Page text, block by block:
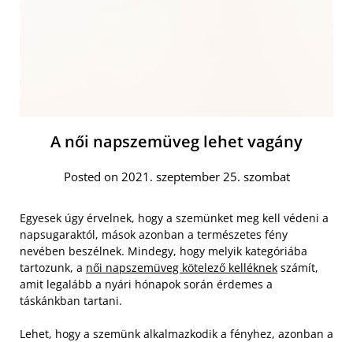
A női napszemüveg lehet vagány
Posted on 2021. szeptember 25. szombat
Egyesek úgy érvelnek, hogy a szemünket meg kell védeni a
napsugaraktól, mások azonban a természetes fény
nevében beszélnek. Mindegy, hogy melyik kategóriába
tartozunk, a női napszemüveg kötelező kelléknek számít,
amit legalább a nyári hónapok során érdemes a
táskánkban tartani.
Lehet, hogy a szemünk alkalmazkodik a fényhez, azonban a